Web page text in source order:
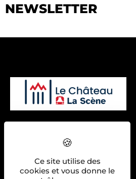
NEWSLETTER
Saison 2026/2027
La salle
Actualités
Ce site utilise des
cookies et vous donne le